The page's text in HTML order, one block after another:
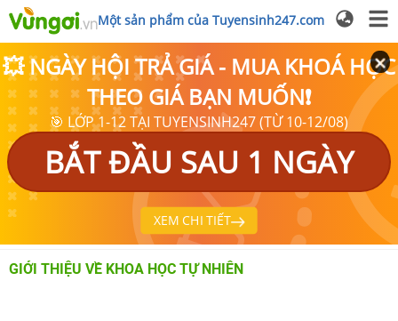
Một sản phẩm của Tuyensinh247.com
💥 NGÀY HỘI TRẢ GIÁ - MUA KHOÁ HỌC
THEO GIÁ BẠN MUỐN❗
🎯 LỚP 1-12 TẠI TUYENSINH247 (TỪ 10-12/08)
BẮT ĐẦU SAU 1 NGÀY
XEM CHI TIẾT
GIỚI THIỆU VỀ KHOA HỌC TỰ NHIÊN